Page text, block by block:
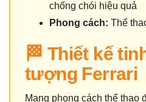
chống chói hiệu quả
Phong cách: Thể
🏁 Thiết kế
tượng Ferrari
Mang phong cách thể thao